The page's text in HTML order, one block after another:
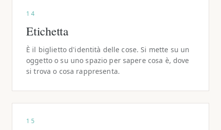
14
Etichetta
È il biglietto d'identità delle cose. Si mette su un
oggetto o su uno spazio per sapere cosa è, dove
si trova o cosa rappresenta.
15